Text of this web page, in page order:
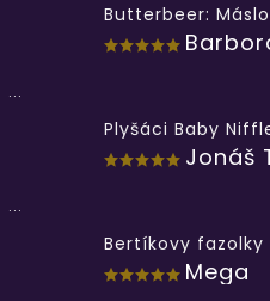
Butterbeer:
...
Plyšáci Baby
Jonáš
...
Bertíkovy
Mega